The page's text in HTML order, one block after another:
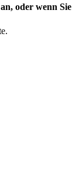
oder wenn Sie